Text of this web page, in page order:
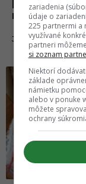
nevyhovelo
JEDLO
zariadenia
údaje o
225 partnermi a
využívané
partneri
si zoznam
Niektorí
základe
námietku
alebo v ponuke
môžete
ochrany